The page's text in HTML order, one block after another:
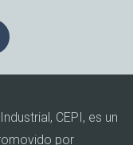
CEPI, es un
por